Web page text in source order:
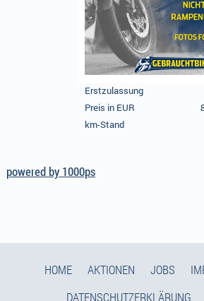
Erstzulassung
Preis in EUR
km-Stand
powered by 1000ps
HOME AKTIONEN JOBS
DATENSCHUTZERKLÄRUNG